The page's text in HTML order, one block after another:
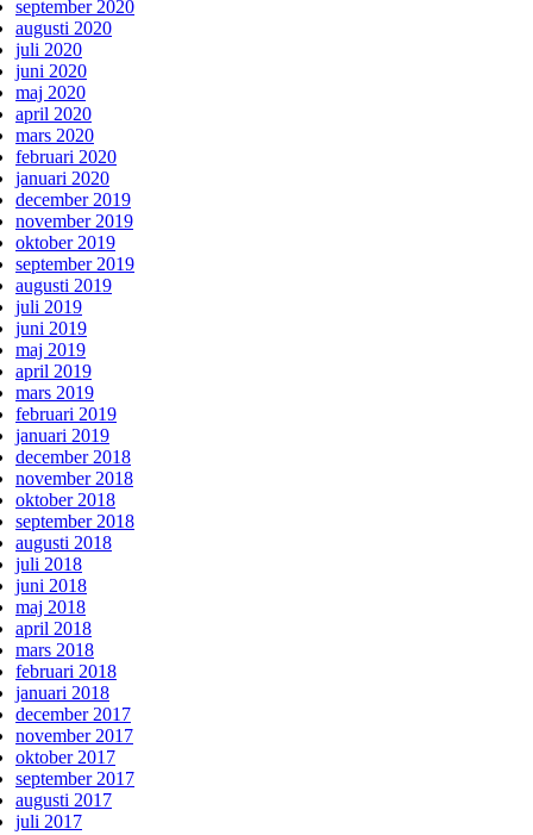
september 2020
augusti 2020
juli 2020
juni 2020
maj 2020
april 2020
mars 2020
februari 2020
januari 2020
december 2019
november 2019
oktober 2019
september 2019
augusti 2019
juli 2019
juni 2019
maj 2019
april 2019
mars 2019
februari 2019
januari 2019
december 2018
november 2018
oktober 2018
september 2018
augusti 2018
juli 2018
juni 2018
maj 2018
april 2018
mars 2018
februari 2018
januari 2018
december 2017
november 2017
oktober 2017
september 2017
augusti 2017
juli 2017